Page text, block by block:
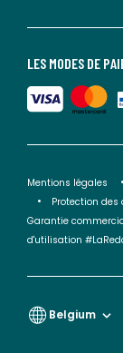
LES MODES DE
Mentions légales
Protection des
Garantie
d'utilisation
Belgium